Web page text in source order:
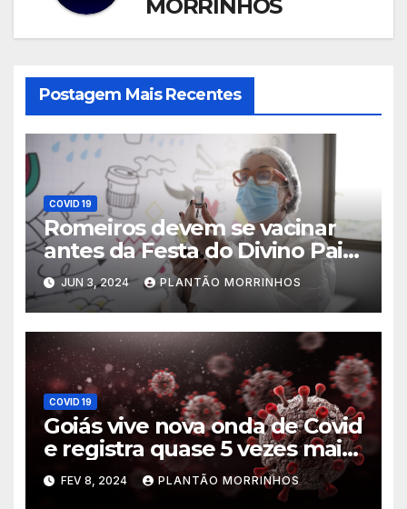
MORRINHOS
Postagem Mais Recentes
COVID 19
Romeiros devem se vacinar
antes da Festa do Divino Pai
Eterno
JUN 3, 2024 PLANTÃO MORRINHOS
COVID 19
Goiás vive nova onda de Covid
e registra quase 5 vezes mais
casos que mesmo período de
2023, diz Saúde
FEV 8, 2024 PLANTÃO MORRINHOS